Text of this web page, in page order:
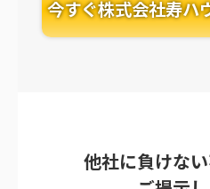
今すぐ株式会社寿ハ
他社に負けな